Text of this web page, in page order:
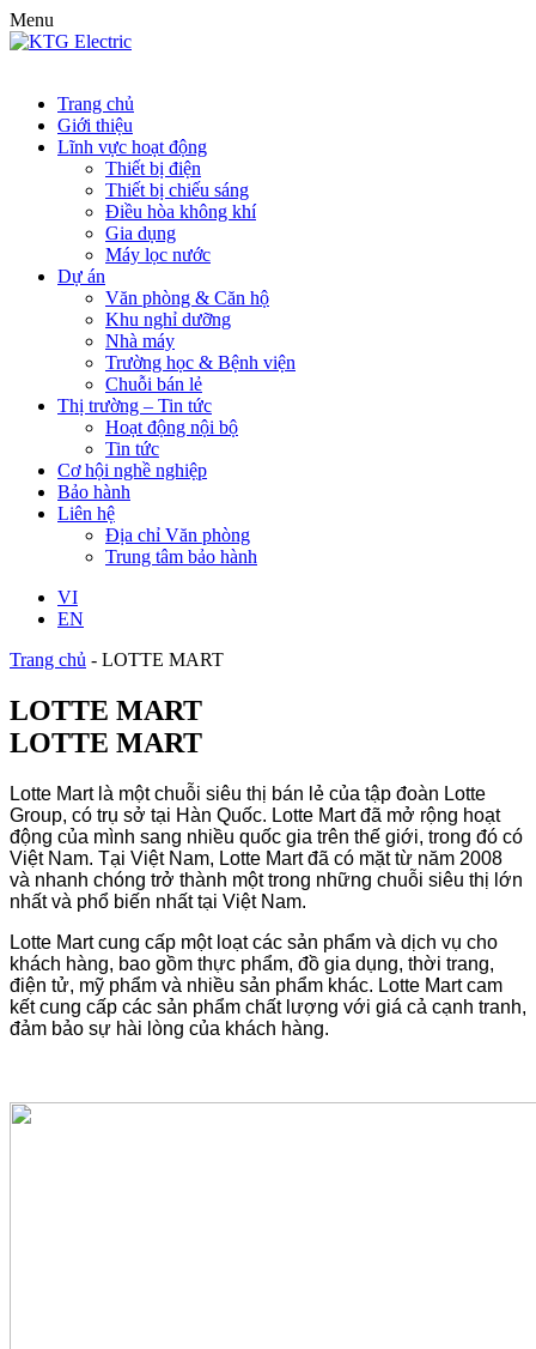
Menu
Trang chủ
Giới thiệu
Lĩnh vực hoạt động
Thiết bị điện
Thiết bị chiếu sáng
Điều hòa không khí
Gia dụng
Máy lọc nước
Dự án
Văn phòng & Căn hộ
Khu nghỉ dưỡng
Nhà máy
Trường học & Bệnh viện
Chuỗi bán lẻ
Thị trường – Tin tức
Hoạt động nội bộ
Tin tức
Cơ hội nghề nghiệp
Bảo hành
Liên hệ
Địa chỉ Văn phòng
Trung tâm bảo hành
VI
EN
Trang chủ - LOTTE MART
LOTTE MART
LOTTE MART
Lotte Mart là một chuỗi siêu thị bán lẻ của tập đoàn Lotte
Group, có trụ sở tại Hàn Quốc. Lotte Mart đã mở rộng hoạt
động của mình sang nhiều quốc gia trên thế giới, trong đó có
Việt Nam. Tại Việt Nam, Lotte Mart đã có mặt từ năm 2008
và nhanh chóng trở thành một trong những chuỗi siêu thị lớn
nhất và phổ biến nhất tại Việt Nam.
Lotte Mart cung cấp một loạt các sản phẩm và dịch vụ cho
khách hàng, bao gồm thực phẩm, đồ gia dụng, thời trang,
điện tử, mỹ phẩm và nhiều sản phẩm khác. Lotte Mart cam
kết cung cấp các sản phẩm chất lượng với giá cả cạnh tranh,
đảm bảo sự hài lòng của khách hàng.